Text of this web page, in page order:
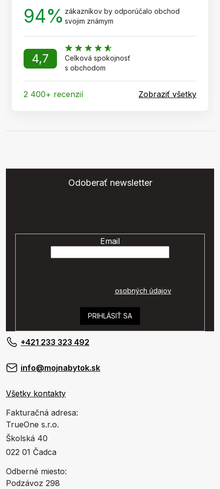
94% zákazníkov by odporúčalo obchod
svojim známym
4,7
Celková spokojnosť
s obchodom
2 400+ recenzií Zobraziť všetky
Odoberať newsletter
Email
osobných údajov.
PRIHLÁSIŤ SA
+421 233 323 492
info@mojnabytok.sk
Všetky kontakty
Fakturačná adresa:
TrueOne s.r.o.
Školská 40
022 01 Čadca
Odberné miesto:
Podzávoz 298